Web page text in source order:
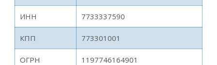
ИНН 7733337590
КПП 773301001
ОГРН 1197746164901